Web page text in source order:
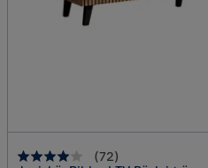
(72)